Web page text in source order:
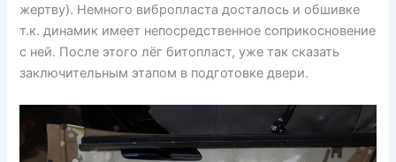
жертву). Немного вибропласта досталось и обшивке
т.к. динамик имеет непосредственное соприкосновение
с ней. После этого лёг битопласт, уже так сказать
заключительным этапом в подготовке двери.